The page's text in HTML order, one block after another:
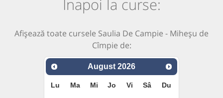
Înapoi la curse:
Afișează toate cursele Saulia De Campie - Miheșu de
Cîmpie de:
August 2026
Lu Ma Mi Jo Vi Sâ Du